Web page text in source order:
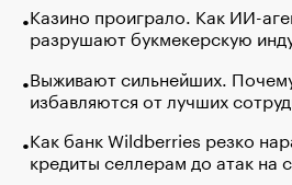
Казино проиграло. Как ИИ-
разрушают букмекерскую
Выживают сильнейших.
избавляются от лучших
Как банк Wildberries резко
кредиты селлерам до атак на